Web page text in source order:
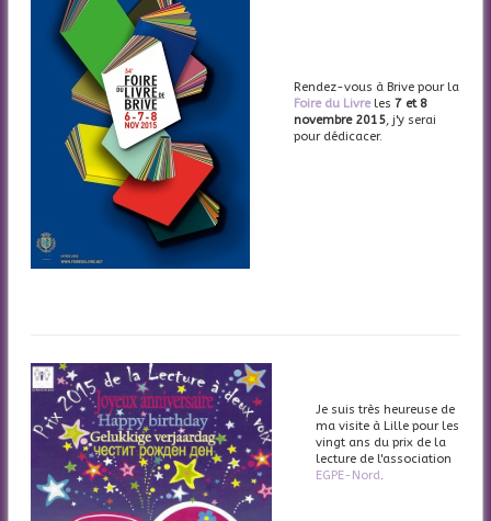
Rendez-vous à Brive pour la
Foire du Livreles 7 et 8
novembre 2015, j'y serai
pour dédicacer.
Je suis très heureuse de
ma visite à Lille pour les
vingt ans du prix de la
lecture de l'association
EGPE-Nord.